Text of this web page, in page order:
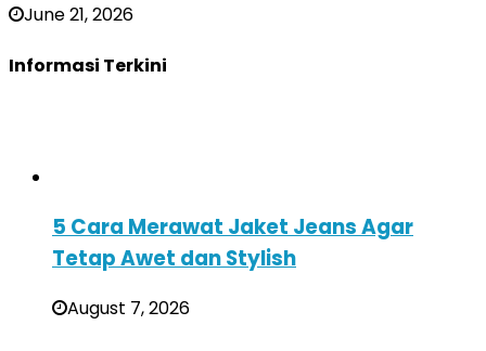
June 21, 2026
Informasi Terkini
5 Cara Merawat Jaket Jeans Agar
Tetap Awet dan Stylish
August 7, 2026